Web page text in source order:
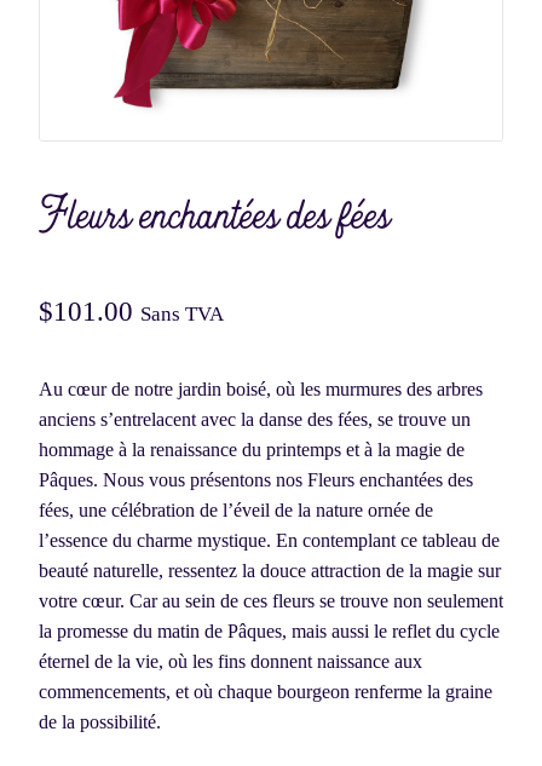
Fleurs enchantées des fées
$101.00 Sans TVA
Au cœur de notre jardin boisé, où les murmures des arbres
anciens s’entrelacent avec la danse des fées, se trouve un
hommage à la renaissance du printemps et à la magie de
Pâques. Nous vous présentons nos Fleurs enchantées des
fées, une célébration de l’éveil de la nature ornée de
l’essence du charme mystique. En contemplant ce tableau de
beauté naturelle, ressentez la douce attraction de la magie sur
votre cœur. Car au sein de ces fleurs se trouve non seulement
la promesse du matin de Pâques, mais aussi le reflet du cycle
éternel de la vie, où les fins donnent naissance aux
commencements, et où chaque bourgeon renferme la graine
de la possibilité.